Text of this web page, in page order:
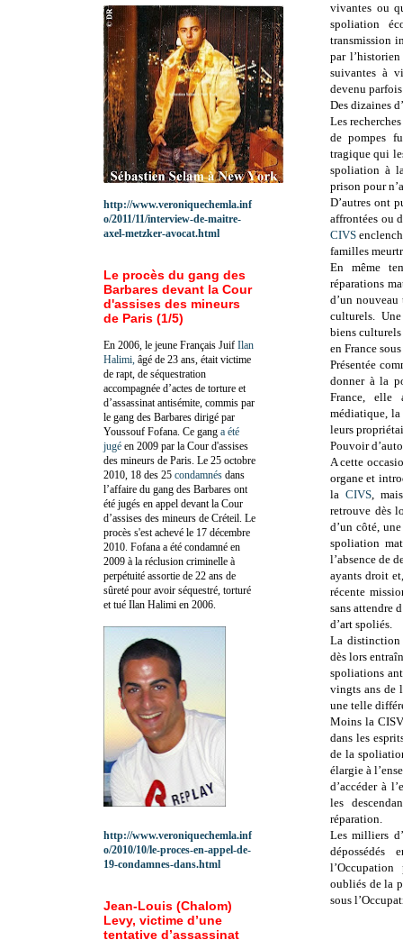
vivantes ou
spoliation
transmission
par
suivantes à
devenu
Des dizaines
Les
de pompes
tragique qui
spoliation à
prison pour
D’autres ont
affrontées ou
CIVS
familles
En même
réparations
d’un
culturels.
biens
en France
Présentée
donner à la
France, elle
médiatique,
leurs
Pouvoir
A cette
organe et
laCIVS,
retrouve dès
d’un côté,
spoliation
l’absence de
ayants droit
récente
sans attendre
d’art spoliés.
La distinction
dès lors
spoliations
vingts ans de
une telle
Moins la
dans les
de la
élargie à
d’accéder à
les
réparation.
Les milliers
oubliés de la
sous
http://www.veroniquechemla.inf
o/2011/11/interview-de-maitre-
axel-metzker-avocat.html
Le procès du gang des
Barbares devant la Cour
d'assises des mineurs
de Paris (1/5)
En 2006, le jeune Français Juif Ilan
Halimi, âgé de 23 ans, était victime
de rapt, de séquestration
accompagnée d’actes de torture et
d’assassinat antisémite, commis par
le gang des Barbares dirigé par
Youssouf Fofana. Ce gang a été
jugé en 2009 par la Cour d'assises
des mineurs de Paris. Le 25 octobre
2010, 18 des 25 condamnés dans
l’affaire du gang des Barbares ont
été jugés en appel devant la Cour
d’assises des mineurs de Créteil. Le
procès s'est achevé le 17 décembre
2010. Fofana a été condamné en
2009 à la réclusion criminelle à
perpétuité assortie de 22 ans de
sûreté pour avoir séquestré, torturé
et tué Ilan Halimi en 2006.
http://www.veroniquechemla.inf
o/2010/10/le-proces-en-appel-de-
19-condamnes-dans.html
Jean-Louis (Chalom)
Levy, victime d’une
tentative d’assassinat